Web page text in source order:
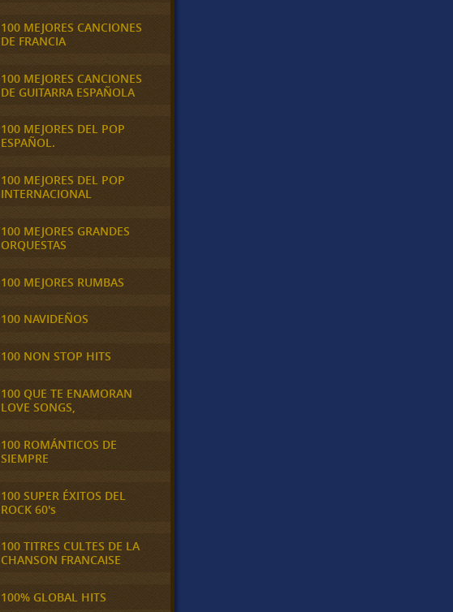
100 MEJORES CANCIONES
DE FRANCIA
100 MEJORES CANCIONES
DE GUITARRA ESPAÑOLA
100 MEJORES DEL POP
ESPAÑOL.
100 MEJORES DEL POP
INTERNACIONAL
100 MEJORES GRANDES
ORQUESTAS
100 MEJORES RUMBAS
100 NAVIDEÑOS
100 NON STOP HITS
100 QUE TE ENAMORAN
LOVE SONGS,
100 ROMÁNTICOS DE
SIEMPRE
100 SUPER ÉXITOS DEL
ROCK 60's
100 TITRES CULTES DE LA
CHANSON FRANCAISE
100% GLOBAL HITS